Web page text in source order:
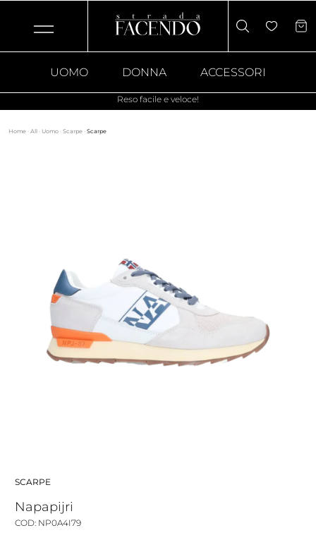
UOMO DONNA ACCESSORI
Reso facile e veloce!
Home · All · Uomo · Scarpe · Scarpe
SCARPE
Napapijri
COD: NP0A4I79